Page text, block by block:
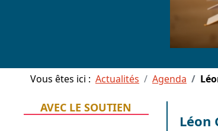
Vous êtes ici : Actualités Agenda
AVEC LE SOUTIEN
Léon